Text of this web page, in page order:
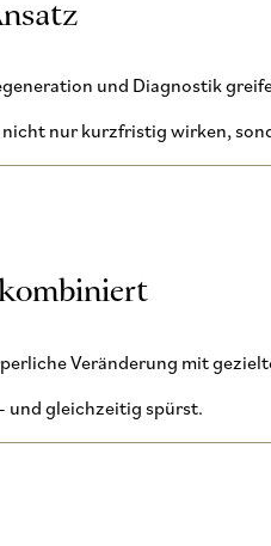
und Diagnostik
nur kurzfristig wirken,
Veränderung mit
und gleichzeitig spürst.